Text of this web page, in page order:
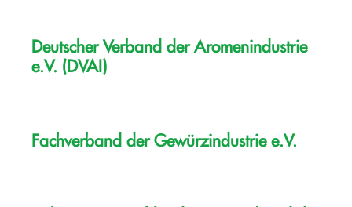
Deutscher Verband der Aromenindustrie
e.V. (DVAI)
Fachverband der Gewürzindustrie e.V.